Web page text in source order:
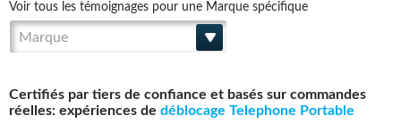
Voir tous les témoignages pour une Marque spécifique
Marque
Certifiés par tiers de confiance et basés sur commandes
réelles: expériences de déblocage Telephone Portable